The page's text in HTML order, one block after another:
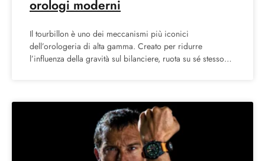
orologi moderni
Il tourbillon è uno dei meccanismi più iconici
dell’orologeria di alta gamma. Creato per ridurre
l’influenza della gravità sul bilanciere, ruota su sé stesso